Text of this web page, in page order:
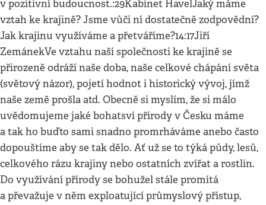
v pozitivní budoucnost.:29Kabinet HavelJaký máme
vztah ke krajině? Jsme vůči ní dostatečně zodpovědní?
Jak krajinu využíváme a přetváříme?14:17Jiří
ZemánekVe vztahu naší společnosti ke krajině se
přirozeně odráží naše doba, naše celkové chápání světa
(světový názor), pojetí hodnot i historický vývoj, jímž
naše země prošla atd. Obecně si myslím, že si málo
uvědomujeme jaké bohatsví přírody v Česku máme
a tak ho buďto sami snadno promrháváme anebo často
dopouštíme aby se tak dělo. Ať už se to týká půdy, lesů,
celkového rázu krajiny nebo ostatních zvířat a rostlin.
Do využívání přírody se bohužel stále promítá
a převažuje v něm exploatující průmyslový přístup,